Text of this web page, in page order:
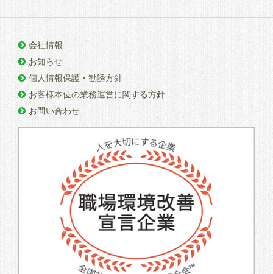
会社情報
お知らせ
個人情報保護・勧誘方針
お客様本位の業務運営に関する方針
お問い合わせ